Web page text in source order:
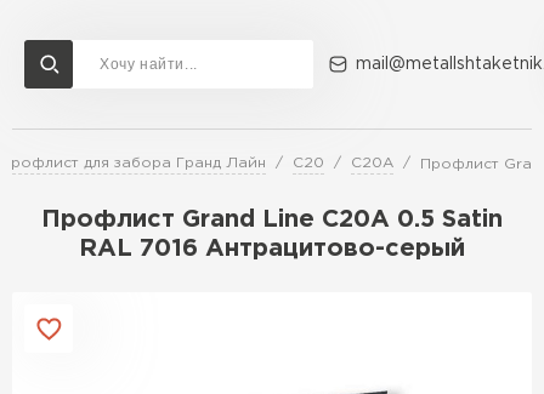
Профлист для забора Гранд Лайн C20 C20A Профлист
Профлист Grand Line C20A 0.5 Satin
RAL 7016 Антрацитово-серый
Доставка и оплата Акции О компании Контакты
Перейти в каталог